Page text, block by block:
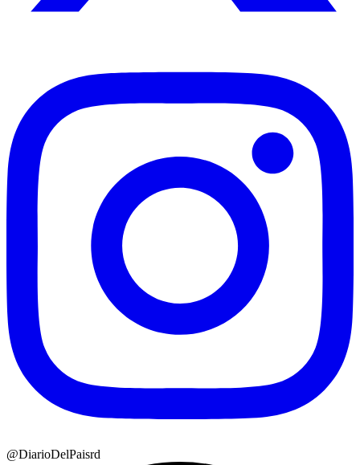
@DiarioDelPaisrd